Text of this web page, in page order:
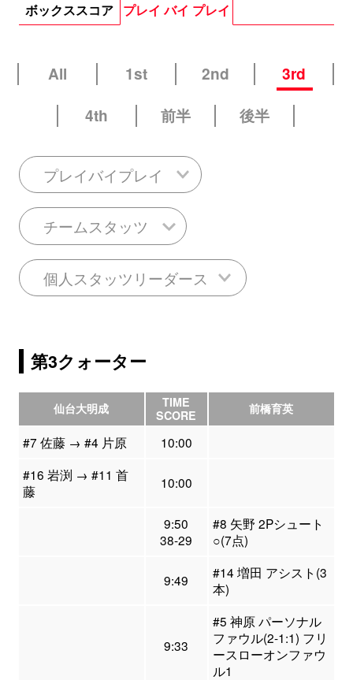
ボックススコア プレイ バイ プレイ
All 1st 2nd
3rd
4th
前半 後半
プレイバイプレイ
チームスタッツ
個人スタッツリーダース
第3クォーター
仙台大明成
TIME
SCORE
前橋育英
#7 佐藤 → #4 片原
10:00
#16 岩渕 → #11 首
藤
10:00
9:50
38-29
#8 矢野 2Pシュート
○(7点)
9:49
#14 増田 アシスト(3
本)
9:33
#5 神原 パーソナル
ファウル(2-1:1) フリ
ースローオンファウ
ル1